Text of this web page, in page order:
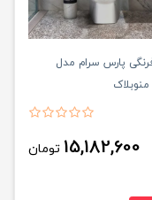
پارس سرام مدل
15,182,600 تومان